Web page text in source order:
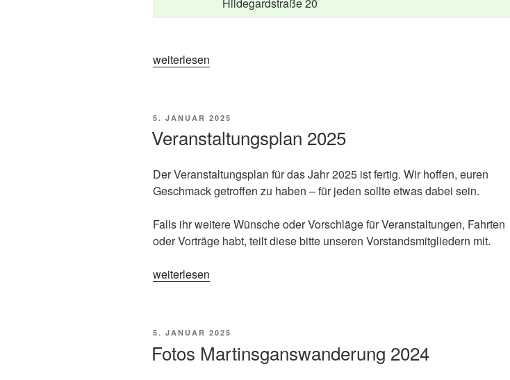
„Mitgliederversammlung
weiterlesen
VERÖFFENTLICHT
5. JANUAR 2025
Veranstaltungsplan 2025
Der Veranstaltungsplan für das Jahr 2025 ist fertig. Wir hoffen, euren
Geschmack getroffen zu haben – für jeden sollte etwas dabei sein.
Falls ihr weitere Wünsche oder Vorschläge für Veranstaltungen, Fahrten
oder Vorträge habt, teilt diese bitte unseren Vorstandsmitgliedern mit.
„Veranstaltungsplan
weiterlesen
VERÖFFENTLICHT
5. JANUAR 2025
Fotos Martinsganswanderung 2024